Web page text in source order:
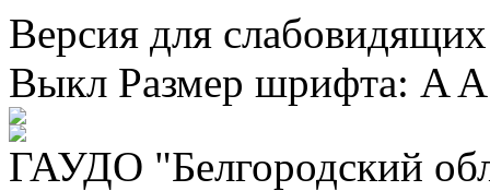
Версия для
Выкл Размер шрифта: A A
ГАУДО "Белгородский